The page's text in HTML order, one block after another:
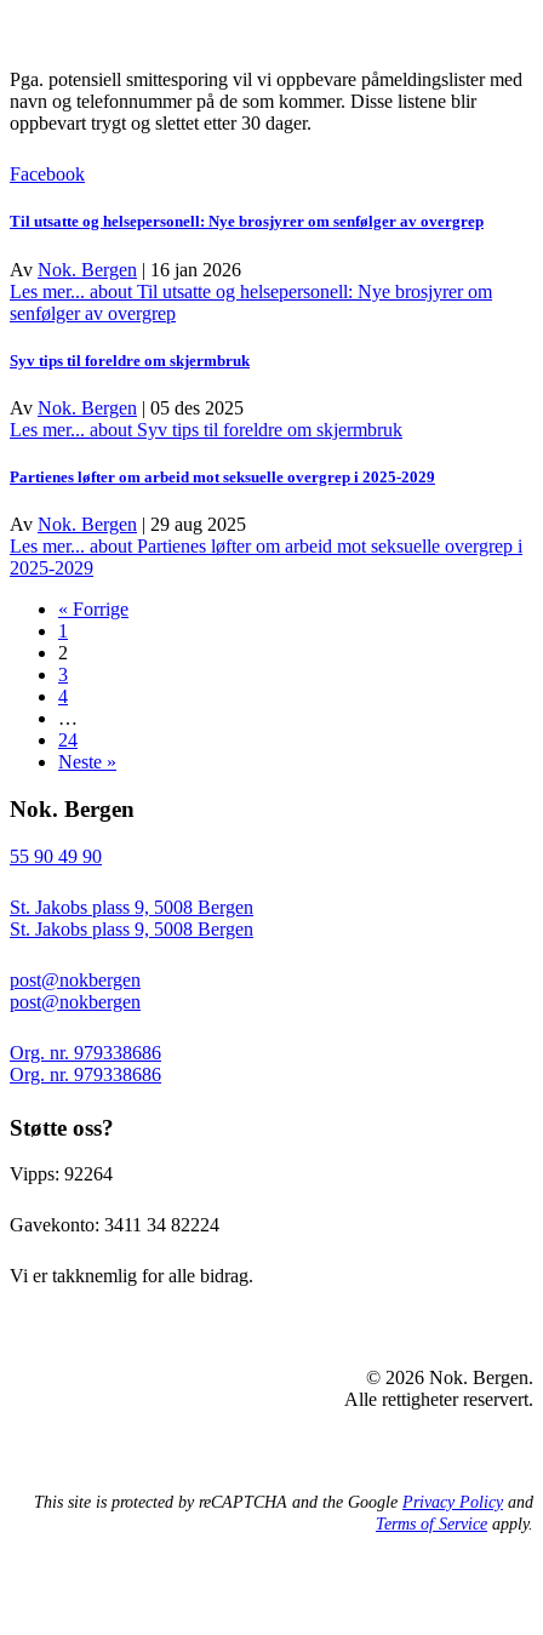
Pga. potensiell smittesporing vil vi oppbevare påmeldingslister med
navn og telefonnummer på de som kommer. Disse listene blir
oppbevart trygt og slettet etter 30 dager.
Facebook
Til utsatte og helsepersonell: Nye brosjyrer om senfølger av overgrep
Av Nok. Bergen | 16 jan 2026
Les mer... about Til utsatte og helsepersonell: Nye brosjyrer om
senfølger av overgrep
Syv tips til foreldre om skjermbruk
Av Nok. Bergen | 05 des 2025
Les mer... about Syv tips til foreldre om skjermbruk
Partienes løfter om arbeid mot seksuelle overgrep i 2025-2029
Av Nok. Bergen | 29 aug 2025
Les mer... about Partienes løfter om arbeid mot seksuelle overgrep i
2025-2029
« Forrige
1
2
3
4
…
24
Neste »
Nok. Bergen
55 90 49 90
St. Jakobs plass 9, 5008 Bergen
St. Jakobs plass 9, 5008 Bergen
post@nokbergen
post@nokbergen
Org. nr. 979338686
Org. nr. 979338686
Støtte oss?
Vipps: 92264
Gavekonto: 3411 34 82224
Vi er takknemlig for alle bidrag.
© 2026 Nok. Bergen.
Alle rettigheter reservert.
This site is protected by reCAPTCHA and the Google Privacy Policyand
Terms of Service apply.